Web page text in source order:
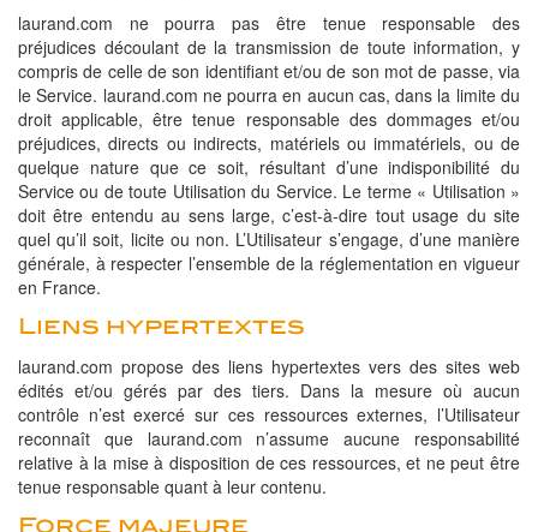
laurand.com ne pourra pas être tenue responsable des
préjudices découlant de la transmission de toute information, y
compris de celle de son identifiant et/ou de son mot de passe, via
le Service. laurand.com ne pourra en aucun cas, dans la limite du
droit applicable, être tenue responsable des dommages et/ou
préjudices, directs ou indirects, matériels ou immatériels, ou de
quelque nature que ce soit, résultant d’une indisponibilité du
Service ou de toute Utilisation du Service. Le terme « Utilisation »
doit être entendu au sens large, c’est-à-dire tout usage du site
quel qu’il soit, licite ou non. L’Utilisateur s’engage, d’une manière
générale, à respecter l’ensemble de la réglementation en vigueur
en France.
Liens hypertextes
laurand.com propose des liens hypertextes vers des sites web
édités et/ou gérés par des tiers. Dans la mesure où aucun
contrôle n’est exercé sur ces ressources externes, l’Utilisateur
reconnaît que laurand.com n’assume aucune responsabilité
relative à la mise à disposition de ces ressources, et ne peut être
tenue responsable quant à leur contenu.
Force majeure